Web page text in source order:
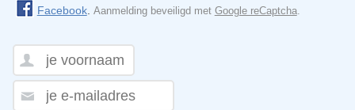
Facebook. Aanmelding beveiligd met Google reCaptcha.